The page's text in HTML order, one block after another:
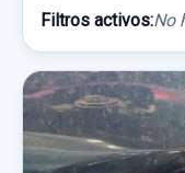
Filtros activos:No